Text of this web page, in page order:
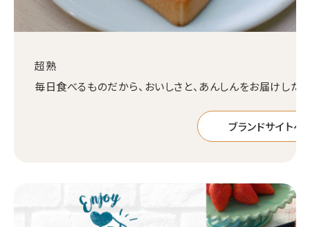
超熟
毎日食べるものだから、おいしさと、あんしんをお届けしたい
ブランドサイトへ